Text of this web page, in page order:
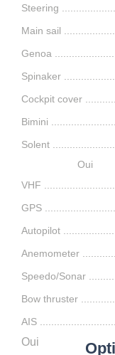
Steering .....................
Main sail .
Genoa .
Spinaker ..............
Cockpit cover ............
Bimini ........................
Solent ........................
Oui
VHF ...........................
GPS ..........................
Autopilot ....................
Anemometer .............
Speedo/Sonar ....
Bow thruster
AIS ............................
Oui